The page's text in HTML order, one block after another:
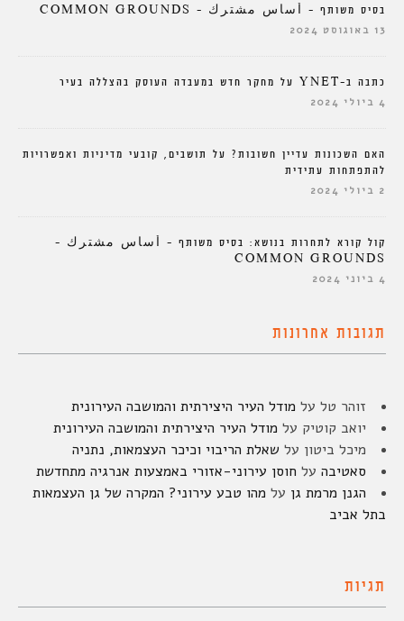
בסיס משותף – أساس مشترك – COMMON GROUNDS
13 באוגוסט 2024
כתבה ב-YNET על מחקר חדש במעבדה העוסק בהצללה בעיר
4 ביולי 2024
האם השכונות עדיין חשובות? על תושבים, קובעי מדיניות ואפשרויות
להתפתחות עתידית
2 ביולי 2024
קול קורא לתחרות בנושא: בסיס משותף – أساس مشترك –
COMMON GROUNDS
4 ביוני 2024
תגובות אחרונות
זוהר טל על מודל העיר היצירתית והמושבה העירונית
יואב קוטיק על מודל העיר היצירתית והמושבה העירונית
מיכל ביטון על שאלת הריבוי וכיכר העצמאות, נתניה
סאטיבה על חוסן עירוני-אזורי באמצעות אנרגיה מתחדשת
הגנן מרמת גן על מהו טבע עירוני? המקרה של גן העצמאות
בתל אביב
תגיות